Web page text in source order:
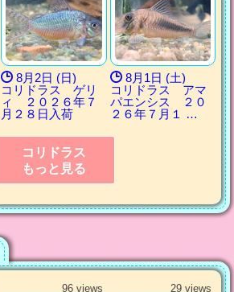
8月2日 (日)
コリドラス ゲリ
ィ ２０２６年７
月２８日入荷
8月1日 (土)
コリドラス アマ
パエンシス ２０
２６年７月１ …
コリドラス
もっと見る
96 views 29 views